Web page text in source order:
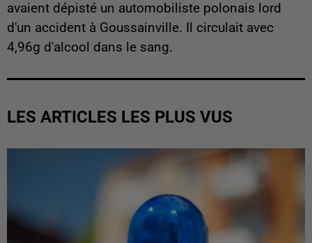
avaient dépisté un automobiliste polonais lord
d'un accident à Goussainville. Il circulait avec
4,96g d'alcool dans le sang.
LES ARTICLES LES PLUS VUS